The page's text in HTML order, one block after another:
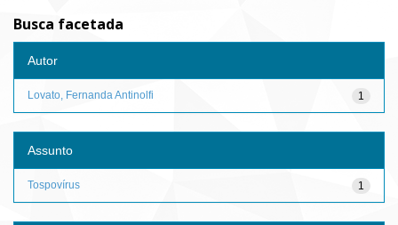
Busca facetada
Autor
1
Lovato, Fernanda Antinolfi
Assunto
1
Tospovírus